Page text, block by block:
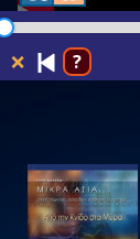
❌ ?